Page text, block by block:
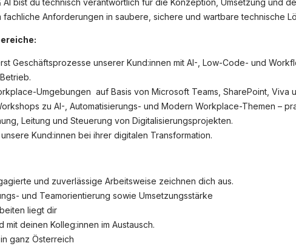
bist du technisch verantwortlich für die Konzeption, Umsetzung und
fachliche Anforderungen in saubere, sichere und wartbare technische
Geschäftsprozesse unserer Kund:innen mit AI-, Low-Code- und
Umgebungen auf Basis von Microsoft Teams, SharePoint, Viva
zu AI-, Automatisierungs- und Modern Workplace-Themen –
Leitung und Steuerung von Digitalisierungsprojekten.
Kund:innen bei ihrer digitalen Transformation.
und zuverlässige Arbeitsweise zeichnen dich aus.
und Teamorientierung sowie Umsetzungsstärke
liegt dir
deinen Kolleg:innen im Austausch.
ganz Österreich
DatenschutzCookie-Einstellungen